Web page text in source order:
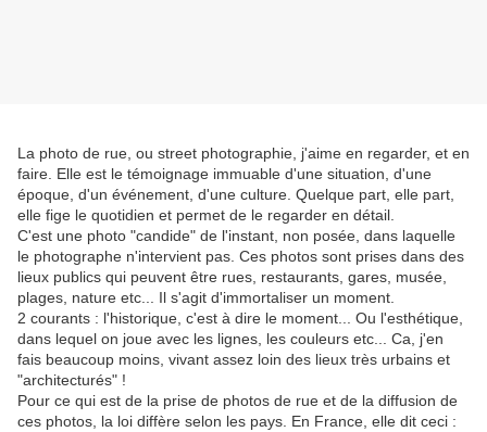
La photo de rue, ou street photographie, j'aime en regarder, et en
faire. Elle est le témoignage immuable d'une situation, d'une
époque, d'un événement, d'une culture. Quelque part, elle part,
elle fige le quotidien et permet de le regarder en détail.
C'est une photo "candide" de l'instant, non posée, dans laquelle
le photographe n'intervient pas. Ces photos sont prises dans des
lieux publics qui peuvent être rues, restaurants, gares, musée,
plages, nature etc... Il s'agit d'immortaliser un moment.
2 courants : l'historique, c'est à dire le moment... Ou l'esthétique,
dans lequel on joue avec les lignes, les couleurs etc... Ca, j'en
fais beaucoup moins, vivant assez loin des lieux très urbains et
"architecturés" !
Pour ce qui est de la prise de photos de rue et de la diffusion de
ces photos, la loi diffère selon les pays. En France, elle dit ceci :